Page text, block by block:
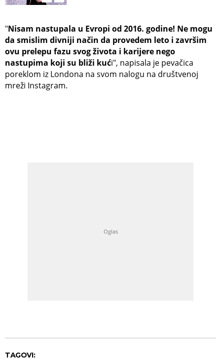
"Nisam nastupala u Evropi od 2016. godine! Ne mogu
da smislim divniji način da provedem leto i završim
ovu prelepu fazu svog života i karijere nego
nastupima koji su bliži kući", napisala je pevačica
poreklom iz Londona na svom nalogu na društvenoj
mreži Instagram.
TAGOVI: